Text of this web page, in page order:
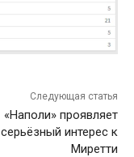
Следующая статья
«Наполи» проявляет
серьёзный интерес к
Миретти